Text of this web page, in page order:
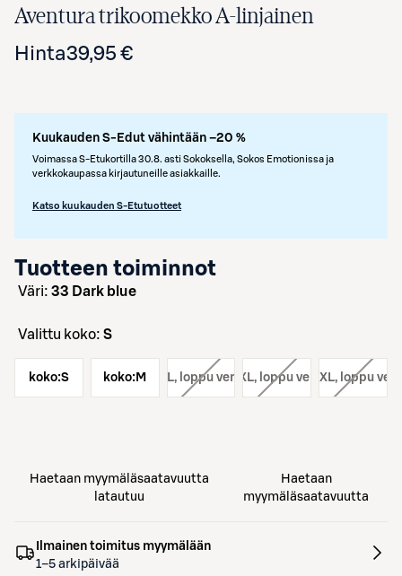
Aventura trikoomekko A-linjainen
Hinta39,95 €
Kuukauden S-Edut vähintään –20 %
Voimassa S-Etukortilla 30.8. asti Sokoksella, Sokos Emotionissa ja
verkkokaupassa kirjautuneille asiakkaille.
Katso kuukauden S-Etutuotteet
Tuotteen toiminnot
väri: 33 Dark blue
Valittu koko: S
koko:S koko: M
koko: L, loppu verkosta
koko: XL, loppu verkosta
koko: XXL, loppu
Haetaan myymäläsaatavuutta
latautuu
Haetaan
myymäläsaatavuutta
Ilmainen toimitus myymälään
1–5 arkipäivää